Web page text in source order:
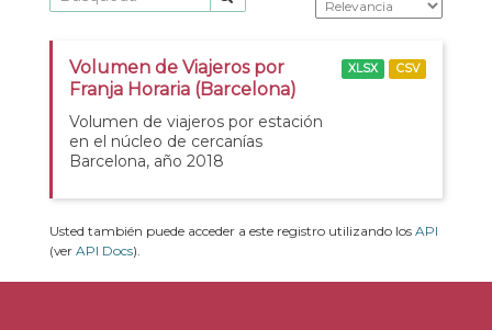
Volumen de Viajeros por
Franja Horaria (Barcelona)
Volumen de viajeros por estación
en el núcleo de cercanías
Barcelona, año 2018
XLSX CSV
Usted también puede acceder a este registro utilizando los API
(ver API Docs).